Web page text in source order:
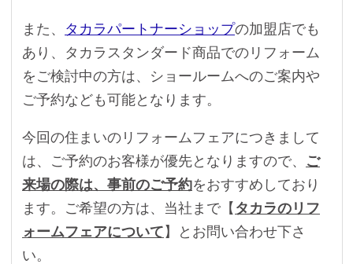
また、 タカラパートナーショップの加盟店でも
あり、タカラスタンダード商品でのリフォーム
をご検討中の方は、ショールームへのご案内や
ご予約なども可能となります。
今回の住まいのリフォームフェアにつきまして
は、ご予約のお客様が優先となりますので、 ご
来場の際は、事前のご予約をおすすめしており
ます。ご希望の方は、当社まで【 タカラのリフ
ォームフェアについて 】とお問い合わせ下さ
い。